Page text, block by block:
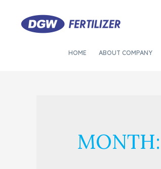
HOME ABOUT COMPANY
MONTH: